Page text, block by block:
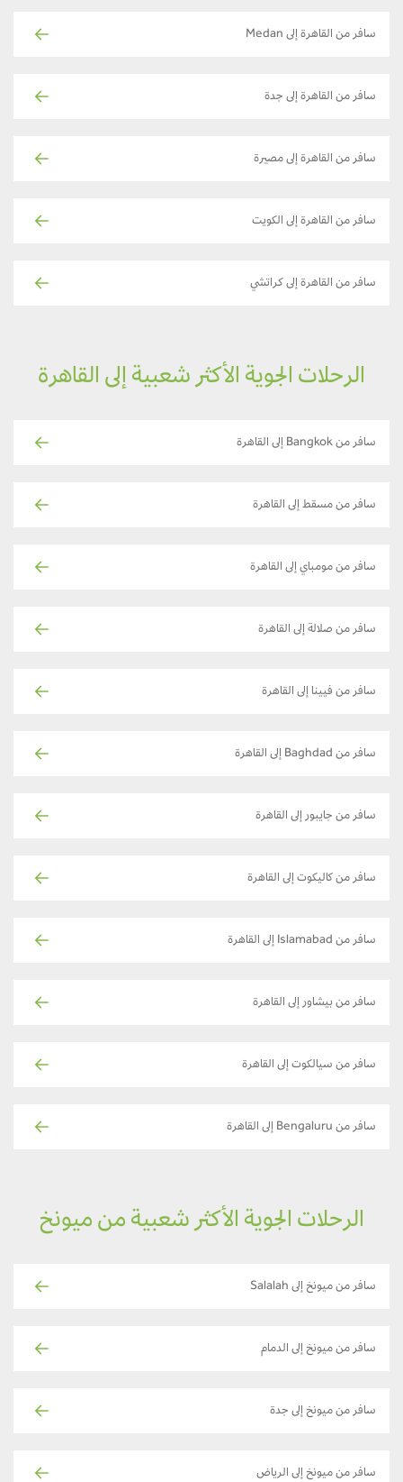
سافر من القاهرة إلى Medan
سافر من القاهرة إلى جدة
سافر من القاهرة إلى مصيرة
سافر من القاهرة إلى الكويت
سافر من القاهرة إلى كراتشي
الرحلات الجوية الأكثر شعبية إلى القاهرة
سافر من Bangkok إلى القاهرة
سافر من مسقط إلى القاهرة
سافر من مومباي إلى القاهرة
سافر من صلالة إلى القاهرة
سافر من فيينا إلى القاهرة
سافر من Baghdad إلى القاهرة
سافر من جايبور إلى القاهرة
سافر من كاليكوت إلى القاهرة
سافر من Islamabad إلى القاهرة
سافر من بيشاور إلى القاهرة
سافر من سيالكوت إلى القاهرة
سافر من Bengaluru إلى القاهرة
الرحلات الجوية الأكثر شعبية من ميونخ
سافر من ميونخ إلى Salalah
سافر من ميونخ إلى الدمام
سافر من ميونخ إلى جدة
سافر من ميونخ إلى الرياض